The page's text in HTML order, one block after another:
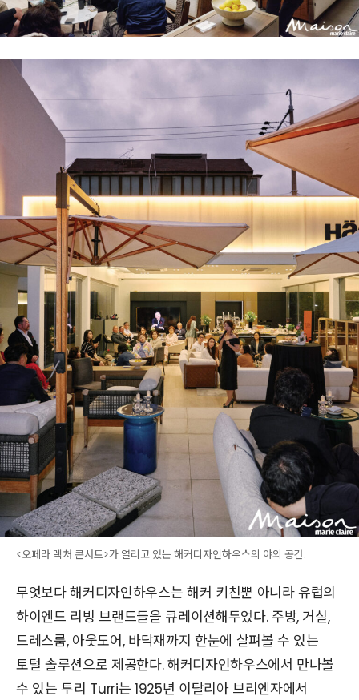
<오페라 렉처 콘서트>가 열리고 있는 해커디자인하우스의 야외 공간.
무엇보다 해커디자인하우스는 해커 키친뿐 아니라 유럽의
하이엔드 리빙 브랜드들을 큐레이션해두었다. 주방, 거실,
드레스룸, 아웃도어, 바닥재까지 한눈에 살펴볼 수 있는
토털 솔루션으로 제공한다. 해커디자인하우스에서 만나볼
수 있는 투리 Turri는 1925년 이탈리아 브리엔자에서